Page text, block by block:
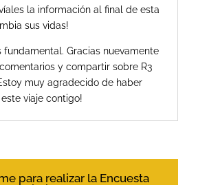
la información al final de esta
sus vidas!
fundamental. Gracias nuevamente
y compartir sobre R3
muy agradecido de haber
viaje contigo!
para realizar la Encuesta